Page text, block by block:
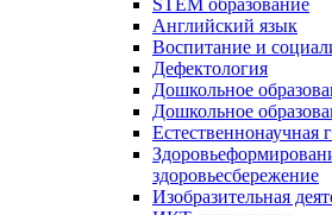
STEM образование
Английский язык
Воспитание и
Дефектология
Дошкольное
Дошкольное
Естественнонаучная
здоровьесбережение
Изобразительная